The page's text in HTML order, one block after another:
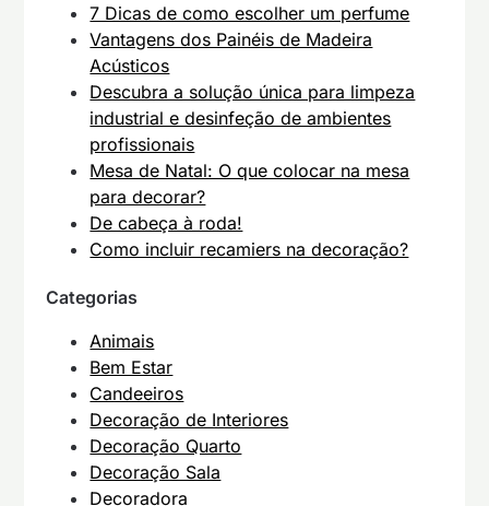
7 Dicas de como escolher um perfume
Vantagens dos Painéis de Madeira
Acústicos
Descubra a solução única para limpeza
industrial e desinfeção de ambientes
profissionais
Mesa de Natal: O que colocar na mesa
para decorar?
De cabeça à roda!
Como incluir recamiers na decoração?
Categorias
Animais
Bem Estar
Candeeiros
Decoração de Interiores
Decoração Quarto
Decoração Sala
Decoradora